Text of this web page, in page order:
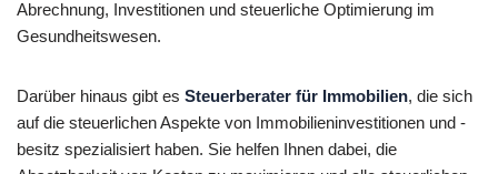
Abrechnung, Investitionen und steuerliche Optimierung im
Gesundheitswesen.
Darüber hinaus gibt es Steuerberater für Immobilien, die sich
auf die steuerlichen Aspekte von Immobilieninvestitionen und -
besitz spezialisiert haben. Sie helfen Ihnen dabei, die